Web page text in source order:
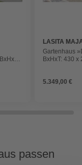
LASITA
Gartenhaus
BxHxT: 430 x
schwedenrot
5.349,00 €
passen